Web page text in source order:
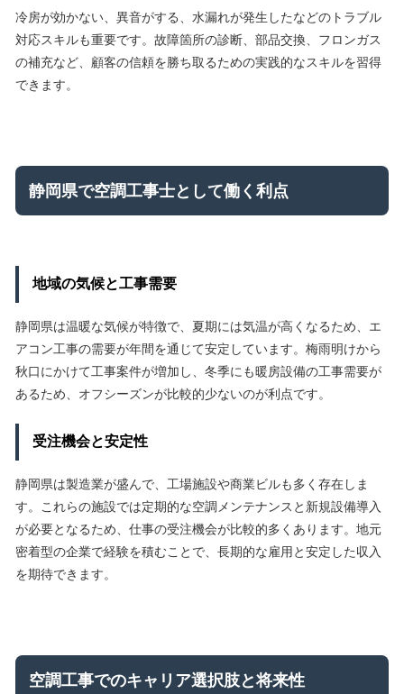
冷房が効かない、異音がする、水漏れが発生したなどのトラブル
対応スキルも重要です。故障箇所の診断、部品交換、フロンガス
の補充など、顧客の信頼を勝ち取るための実践的なスキルを習得
できます。
静岡県で空調工事士として働く利点
地域の気候と工事需要
静岡県は温暖な気候が特徴で、夏期には気温が高くなるため、エ
アコン工事の需要が年間を通じて安定しています。梅雨明けから
秋口にかけて工事案件が増加し、冬季にも暖房設備の工事需要が
あるため、オフシーズンが比較的少ないのが利点です。
受注機会と安定性
静岡県は製造業が盛んで、工場施設や商業ビルも多く存在しま
す。これらの施設では定期的な空調メンテナンスと新規設備導入
が必要となるため、仕事の受注機会が比較的多くあります。地元
密着型の企業で経験を積むことで、長期的な雇用と安定した収入
を期待できます。
空調工事でのキャリア選択肢と将来性